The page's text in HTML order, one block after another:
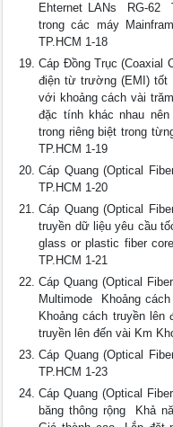
Ehternet LANs  RG-62
trong các máy
TP.HCM 1-18
Cáp Đồng Trục (Coaxial
điện từ trường (EMI) tốt
với khoảng cách vài
đặc tính khác nhau
trong riêng biệt trong
TP.HCM 1-19
Cáp Quang (Optical
TP.HCM 1-20
Cáp Quang (Optical
truyền dữ liệu yêu cầu
glass or plastic fiber
TP.HCM 1-21
Cáp Quang (Optical
Multimode  Khoảng
Khoảng cách truyền lên
truyền lên đến vài Km
Cáp Quang (Optical
TP.HCM 1-23
Cáp Quang (Optical
băng thông rộng  Khả